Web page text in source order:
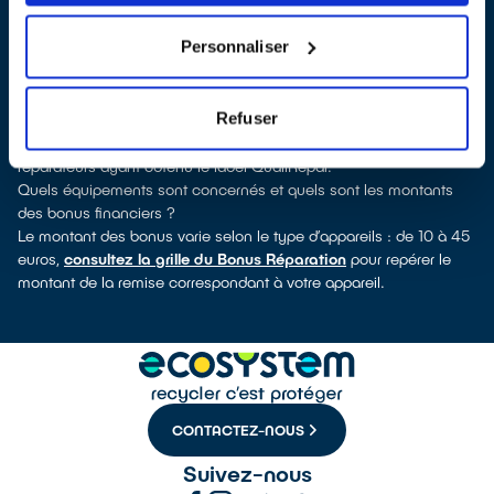
Personnaliser
Refuser
verrez pour quels types d’appareils ce professionnel a obtenu le
téléphone mobile, outils électriques : à chaque famille d’appareils
son réparateur spécialisé et labellisé QualiRépar.
Comment bénéficier du Bonus Réparation à Choisy-le-Roi ?
Déduit instantanément et de manière visible de la facture de
réparation, le Bonus Réparation est en vigueur chez tous les
réparateurs ayant obtenu le label QualiRépar.
Quels équipements sont concernés et quels sont les montants
des bonus financiers ?
Le montant des bonus varie selon le type d’appareils : de 10 à 45
euros, consultez la grille du Bonus Réparation pour repérer le
montant de la remise correspondant à votre appareil.
CONTACTEZ-NOUS
Suivez-nous